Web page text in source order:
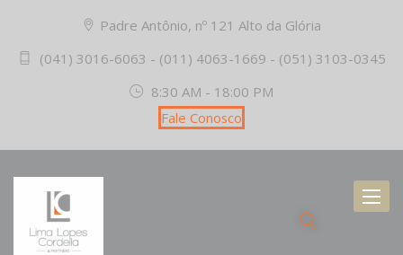
Padre Antônio, nº 121 Alto da Glória
(041) 3016-6063 - (011) 4063-1669 - (051) 3103-0345
8:30 AM - 18:00 PM
Fale Conosco